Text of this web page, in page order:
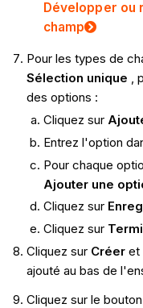
Développer ou
champ
Pour les types de
Sélection unique ,
des options :
Cliquez sur
Entrez l'option
Pour chaque
Ajouter une
Cliquez sur
Cliquez sur
Cliquez sur Créer et
ajouté au bas de
Cliquez sur le